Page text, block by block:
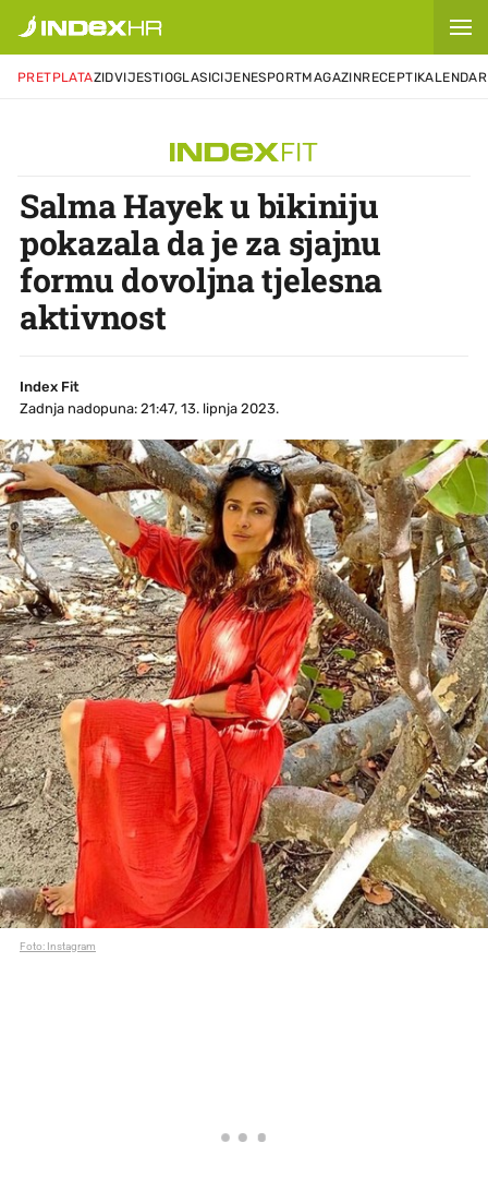
PRETPLATAZIDVIJESTIOGLASICIJENESPORTMAGAZINRECEPTIKALENDAR
Salma Hayek u bikiniju
pokazala da je za sjajnu
formu dovoljna tjelesna
aktivnost
Index Fit
Zadnja nadopuna: 21:47, 13. lipnja 2023.
Foto: Instagram